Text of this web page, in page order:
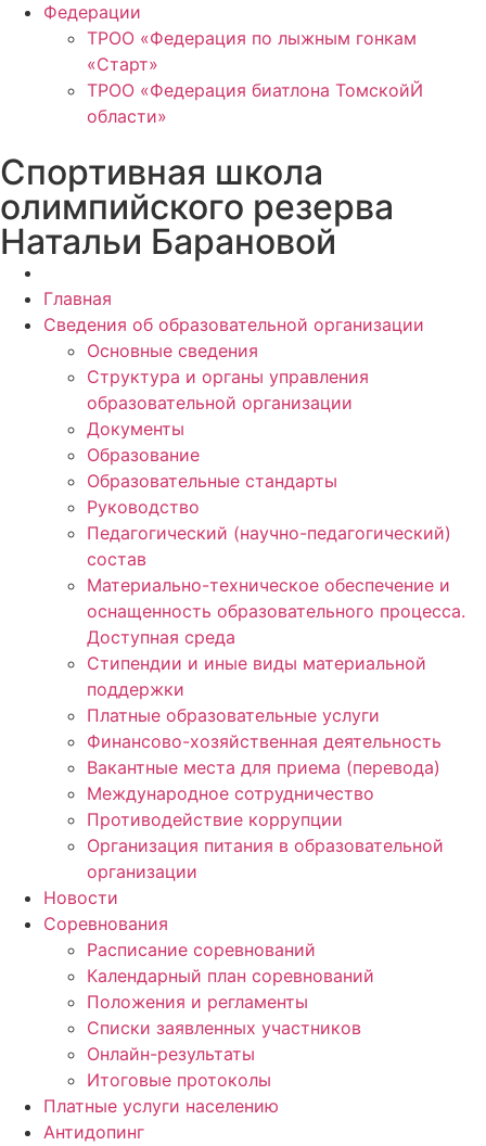
Федерации
ТРОО «Федерация по лыжным гонкам
«Старт»
ТРОО «Федерация биатлона ТомскойЙ
области»
Спортивная школа
олимпийского резерва
Натальи Барановой
Главная
Сведения об образовательной организации
Основные сведения
Структура и органы управления
образовательной организации
Документы
Образование
Образовательные стандарты
Руководство
Педагогический (научно-педагогический)
состав
Материально-техническое обеспечение и
оснащенность образовательного процесса.
Доступная среда
Стипендии и иные виды материальной
поддержки
Платные образовательные услуги
Финансово-хозяйственная деятельность
Вакантные места для приема (перевода)
Международное сотрудничество
Противодействие коррупции
Организация питания в образовательной
организации
Новости
Соревнования
Расписание соревнований
Календарный план соревнований
Положения и регламенты
Списки заявленных участников
Онлайн-результаты
Итоговые протоколы
Платные услуги населению
Антидопинг